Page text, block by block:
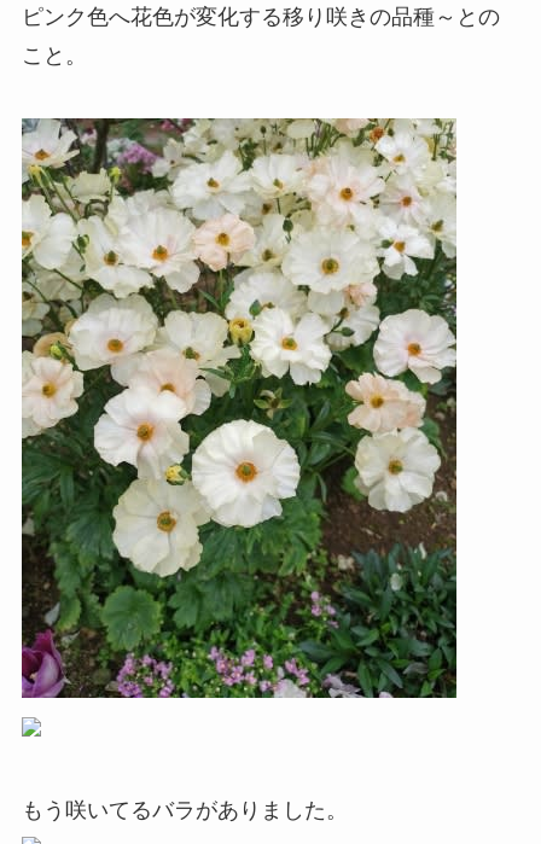
ピンク色へ花色が変化する移り咲きの品種～との
こと。
もう咲いてるバラがありました。